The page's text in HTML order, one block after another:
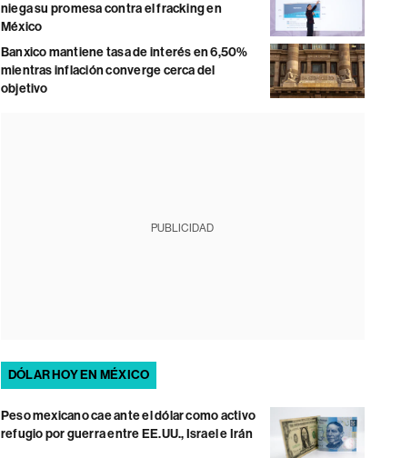
niega su promesa contra el fracking en
México
Banxico mantiene tasa de interés en 6,50%
mientras inflación converge cerca del
objetivo
PUBLICIDAD
DÓLAR HOY EN MÉXICO
Peso mexicano cae ante el dólar como activo
refugio por guerra entre EE.UU., Israel e Irán